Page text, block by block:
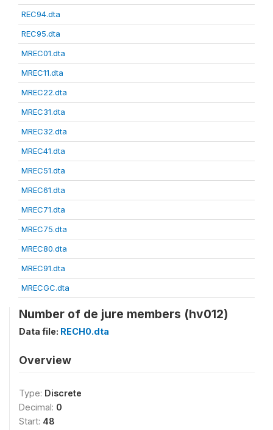
REC94.dta
REC95.dta
MREC01.dta
MREC11.dta
MREC22.dta
MREC31.dta
MREC32.dta
MREC41.dta
MREC51.dta
MREC61.dta
MREC71.dta
MREC75.dta
MREC80.dta
MREC91.dta
MRECGC.dta
Number of de jure members (hv012)
Data file: RECH0.dta
Overview
Type: Discrete
Decimal: 0
Start: 48